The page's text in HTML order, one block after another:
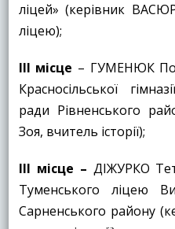
ліцей» (керівник
ліцею);
ІІІ місце – ГУМЕНЮК
Красносільської
ради Рівненського
Зоя, вчитель історії);
ІІІ місце – ДІЖУРКО
Туменського ліцею
Сарненського району